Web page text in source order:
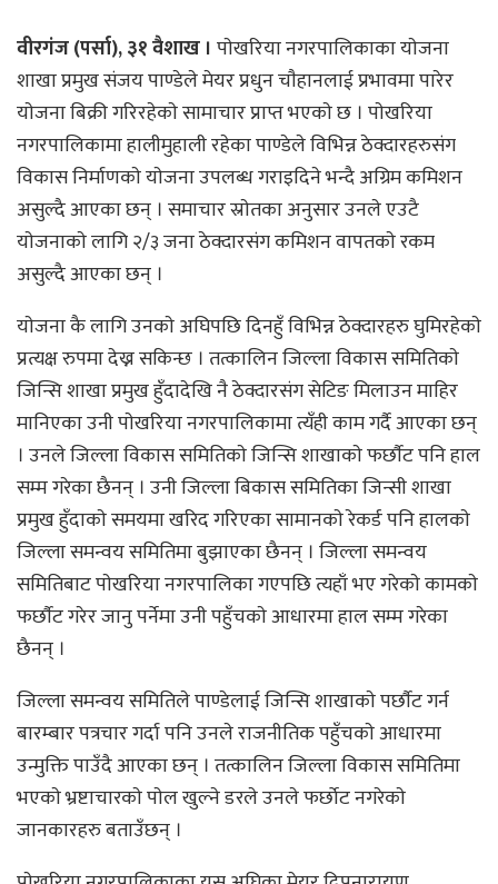
वीरगंज (पर्सा), ३१ वैशाख । पाेखरिया नगरपालिकाका याेजना
शाखा प्रमुख संजय पाण्डेले मेयर प्रधुन चाैहानलाई प्रभावमा पारेर
याेजना बिक्री गरिरहेकाे सामाचार प्राप्त भएकाे छ । पाेखरिया
नगरपालिकामा हालीमुहाली रहेका पाण्डेले विभिन्न ठेक्दारहरुसंग
विकास निर्माणकाे याेजना उपलब्ध गराइदिने भन्दै अग्रिम कमिशन
असुल्दै आएका छन् । समाचार स्राेतका अनुसार उनले एउटै
याेजनाकाे लागि २/३ जना ठेक्दारसंग कमिशन वापतकाे रकम
असुल्दै आएका छन् ।
याेजना कै लागि उनकाे अघिपछि दिनहुँ विभिन्न ठेक्दारहरु घुमिरहेकाे
प्रत्यक्ष रुपमा देख्न सकिन्छ । तत्कालिन जिल्ला विकास समितिकाे
जिन्सि शाखा प्रमुख हुँदादेखि नै ठेक्दारसंग सेटिङ मिलाउन माहिर
मानिएका उनी पाेखरिया नगरपालिकामा त्यँही काम गर्दै आएका छन्
। उनले जिल्ला विकास समितिकाे जिन्सि शाखाकाे फर्छाैट पनि हाल
सम्म गरेका छैनन् । उनी जिल्ला बिकास समितिका जिन्सी शाखा
प्रमुख हुँदाकाे समयमा खरिद गरिएका सामानकाे रेकर्ड पनि हालकाे
जिल्ला समन्वय समितिमा बुझाएका छैनन् । जिल्ला समन्वय
समितिबाट पाेखरिया नगरपालिका गएपछि त्यहाँ भए गरेकाे कामकाे
फर्छाैट गरेर जानु पर्नेमा उनी पहुँचकाे आधारमा हाल सम्म गरेका
छैनन् ।
जिल्ला समन्वय समितिले पाण्डेलाई जिन्सि शाखाकाे पर्छाैट गर्न
बारम्बार पत्रचार गर्दा पनि उनले राजनीतिक पहुँचकाे आधारमा
उन्मुक्ति पाउँदै आएका छन् । तत्कालिन जिल्ला विकास समितिमा
भएकाे भ्रष्टाचारकाे पाेल खुल्ने डरले उनले फर्छाेट नगरेकाे
जानकारहरु बताउँछन् ।